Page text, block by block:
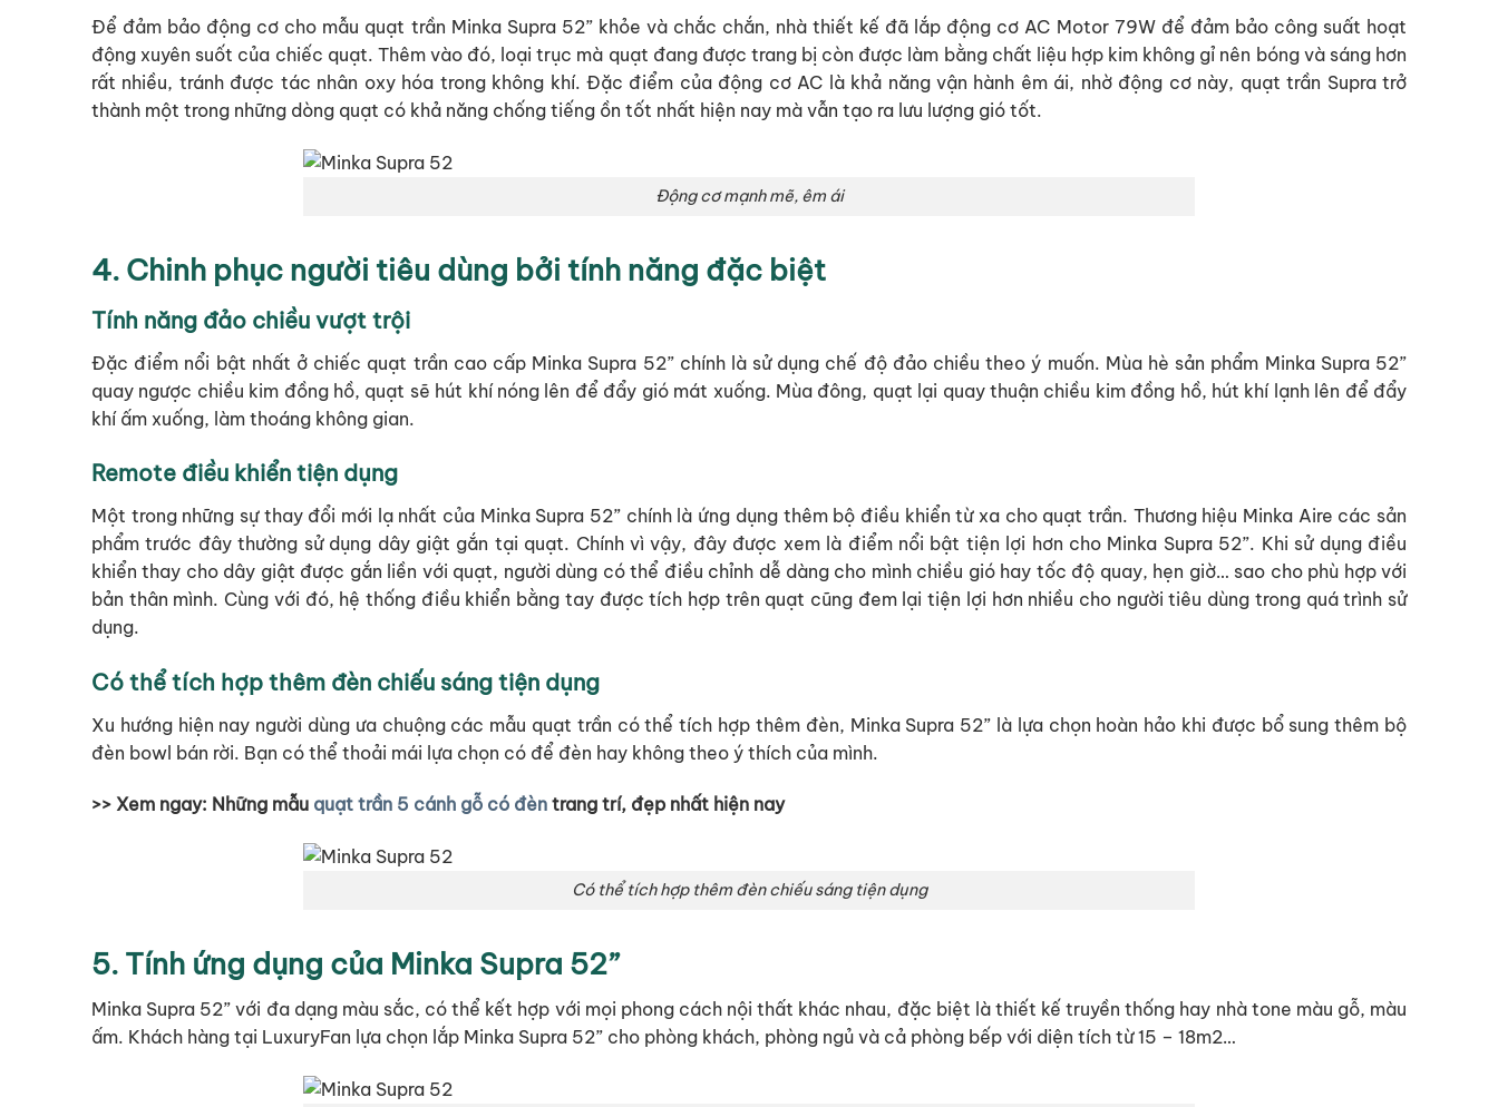
Để đảm bảo động cơ cho mẫu quạt trần Minka Supra 52” khỏe và chắc chắn, nhà thiết kế đã lắp động cơ AC Motor 79W để đảm bảo công suất hoạt
động xuyên suốt của chiếc quạt. Thêm vào đó, loại trục mà quạt đang được trang bị còn được làm bằng chất liệu hợp kim không gỉ nên bóng và sáng hơn
rất nhiều, tránh được tác nhân oxy hóa trong không khí. Đặc điểm của động cơ AC là khả năng vận hành êm ái, nhờ động cơ này, quạt trần Supra trở
thành một trong những dòng quạt có khả năng chống tiếng ồn tốt nhất hiện nay mà vẫn tạo ra lưu lượng gió tốt.
Động cơ mạnh mẽ, êm ái
4. Chinh phục người tiêu dùng bởi tính năng đặc biệt
Tính năng đảo chiều vượt trội
Đặc điểm nổi bật nhất ở chiếc quạt trần cao cấp Minka Supra 52” chính là sử dụng chế độ đảo chiều theo ý muốn. Mùa hè sản phẩm Minka Supra 52”
quay ngược chiều kim đồng hồ, quạt sẽ hút khí nóng lên để đẩy gió mát xuống. Mùa đông, quạt lại quay thuận chiều kim đồng hồ, hút khí lạnh lên để đẩy
khí ấm xuống, làm thoáng không gian.
Remote điều khiển tiện dụng
Một trong những sự thay đổi mới lạ nhất của Minka Supra 52” chính là ứng dụng thêm bộ điều khiển từ xa cho quạt trần. Thương hiệu Minka Aire các sản
phẩm trước đây thường sử dụng dây giật gắn tại quạt. Chính vì vậy, đây được xem là điểm nổi bật tiện lợi hơn cho Minka Supra 52”. Khi sử dụng điều
khiển thay cho dây giật được gắn liền với quạt, người dùng có thể điều chỉnh dễ dàng cho mình chiều gió hay tốc độ quay, hẹn giờ… sao cho phù hợp với
bản thân mình. Cùng với đó, hệ thống điều khiển bằng tay được tích hợp trên quạt cũng đem lại tiện lợi hơn nhiều cho người tiêu dùng trong quá trình sử
dụng.
Có thể tích hợp thêm đèn chiếu sáng tiện dụng
Xu hướng hiện nay người dùng ưa chuộng các mẫu quạt trần có thể tích hợp thêm đèn, Minka Supra 52” là lựa chọn hoàn hảo khi được bổ sung thêm bộ
đèn bowl bán rời. Bạn có thể thoải mái lựa chọn có để đèn hay không theo ý thích của mình.
>> Xem ngay: Những mẫu quạt trần 5 cánh gỗ có đèn trang trí, đẹp nhất hiện nay
Có thể tích hợp thêm đèn chiếu sáng tiện dụng
5. Tính ứng dụng của Minka Supra 52”
Minka Supra 52” với đa dạng màu sắc, có thể kết hợp với mọi phong cách nội thất khác nhau, đặc biệt là thiết kế truyền thống hay nhà tone màu gỗ, màu
ấm. Khách hàng tại LuxuryFan lựa chọn lắp Minka Supra 52” cho phòng khách, phòng ngủ và cả phòng bếp với diện tích từ 15 – 18m2…